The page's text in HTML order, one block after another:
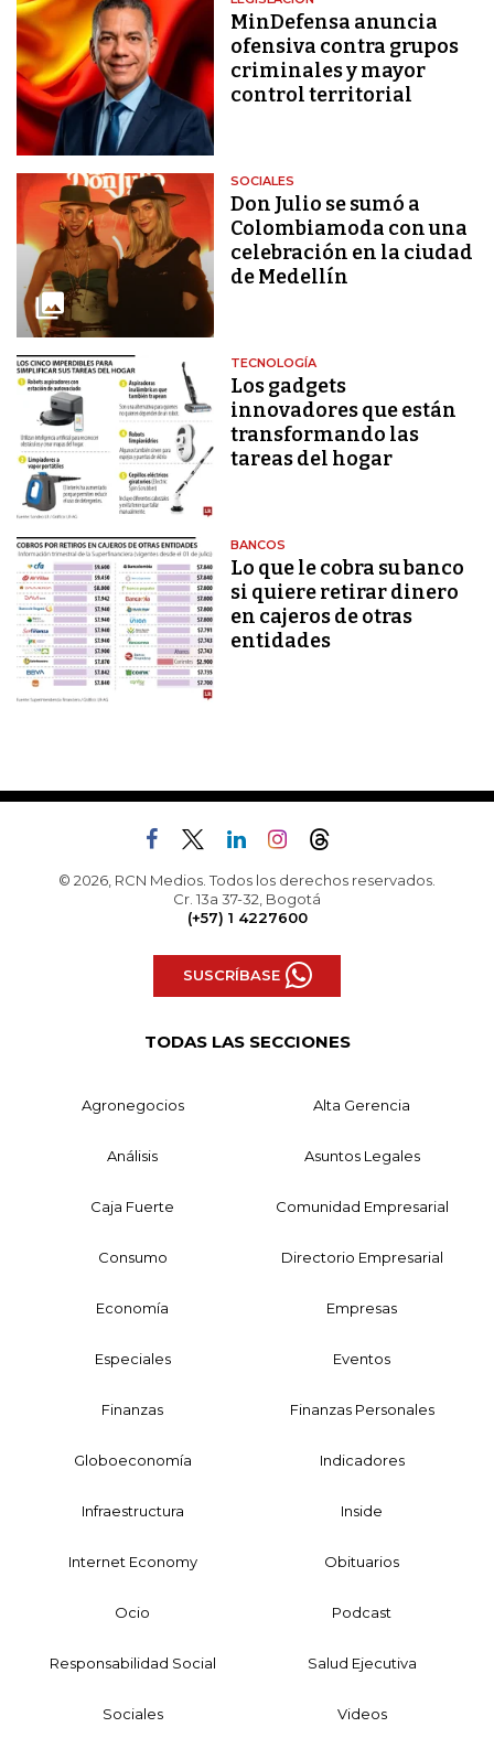
MinDefensa anuncia
ofensiva contra grupos
criminales y mayor
control territorial
SOCIALES
Don Julio se sumó a
Colombiamoda con una
celebración en la ciudad
de Medellín
TECNOLOGÍA
Los gadgets
innovadores que están
transformando las
tareas del hogar
BANCOS
Lo que le cobra su banco
si quiere retirar dinero
en cajeros de otras
entidades
© 2026, RCN Medios. Todos los derechos reservados.
Cr. 13a 37-32, Bogotá
(+57) 1 4227600
SUSCRÍBASE
TODAS LAS SECCIONES
Agronegocios Alta Gerencia
Análisis Asuntos Legales
Caja Fuerte Comunidad Empresarial
Consumo Directorio Empresarial
Economía Empresas
Especiales Eventos
Finanzas Finanzas Personales
Globoeconomía Indicadores
Infraestructura Inside
Internet Economy Obituarios
Ocio Podcast
Responsabilidad Social Salud Ejecutiva
Sociales Videos